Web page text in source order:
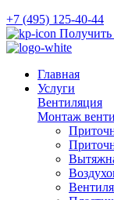
+7 (495) 125-40-44
Получить
Главная
Услуги
Вентиляция
Монтаж